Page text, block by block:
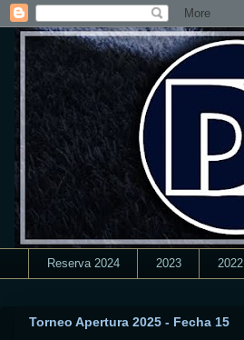
Reserva 2024 2023 2022
Torneo Apertura 2025 - Fecha 15